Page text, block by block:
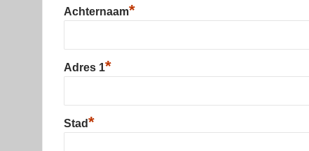
Achternaam*
Adres 1*
Stad*